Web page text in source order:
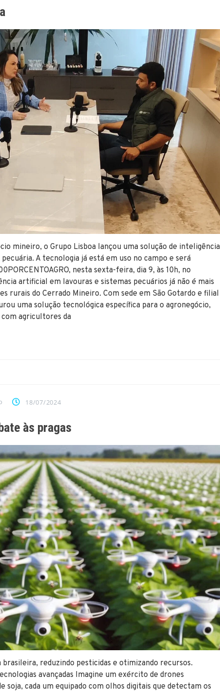
mineiro, o Grupo Lisboa lançou uma solução de inteligência
A tecnologia já está em uso no campo e será
nesta sexta-feira, dia 9, às 10h, no
artificial em lavouras e sistemas pecuários já não é mais
rurais do Cerrado Mineiro. Com sede em São Gotardo e filial
uma solução tecnológica específica para o agronegócio,
agricultores da
18/07/2024
às pragas
reduzindo pesticidas e otimizando recursos.
avançadas Imagine um exército de drones
soja, cada um equipado com olhos digitais que detectam os